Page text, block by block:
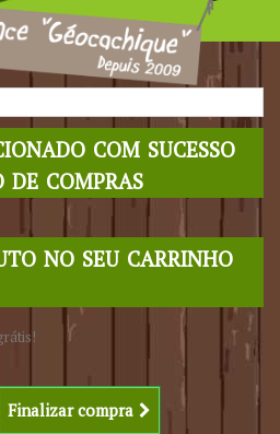
com sucesso
compras
no seu carrinho
Finalizar compra